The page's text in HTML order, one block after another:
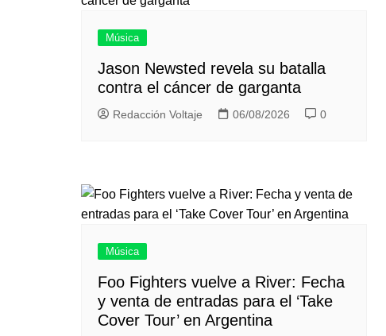
Música
Jason Newsted revela su batalla
contra el cáncer de garganta
Redacción Voltaje 06/08/2026 0
Música
Foo Fighters vuelve a River: Fecha
y venta de entradas para el ‘Take
Cover Tour’ en Argentina